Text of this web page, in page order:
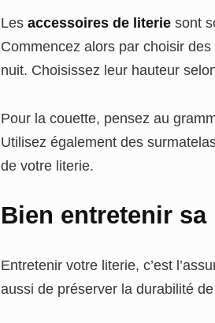
Les accessoires de literie sont
Commencez alors par choisir
nuit. Choisissez leur hauteur
Pour la couette, pensez au
Utilisez également des
de votre literie.
Bien entretenir
Entretenir votre literie, c’est
aussi de préserver la durabilité